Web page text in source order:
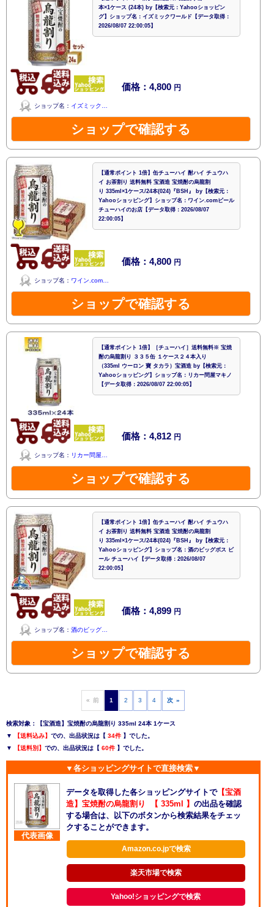
本×1ケース (24本) by【検索元：Yahooショッピン
グ】ショップ名：イズミックワールド【データ取得：
2026/08/07 22:00:05】
価格：4,800 円
ショップ名： イズミック…
ショップで確認する
【通常ポイント 1倍】缶チューハイ 酎ハイ チュウハ
イ お茶割り 送料無料 宝酒造 宝焼酎の烏龍割
り 335ml×1ケース/24本(024)『BSH』 by【検索元：
Yahooショッピング】ショップ名：ワイン.comビール
チューハイのお店【データ取得：2026/08/07
22:00:05】
価格：4,800 円
ショップ名： ワイン.com…
ショップで確認する
【通常ポイント 1倍】［チューハイ］送料無料※ 宝焼
酎の烏龍割り ３３５缶 １ケース２４本入り
（335ml ウーロン 寶 タカラ）宝酒造 by【検索元：
Yahooショッピング】ショップ名：リカー問屋マキノ
【データ取得：2026/08/07 22:00:05】
価格：4,812 円
ショップ名： リカー問屋…
ショップで確認する
【通常ポイント 1倍】缶チューハイ 酎ハイ チュウハ
イ お茶割り 送料無料 宝酒造 宝焼酎の烏龍割
り 335ml×1ケース/24本(024)『BSH』 by【検索元：
Yahooショッピング】ショップ名：酒のビッグボス ビ
ール チューハイ【データ取得：2026/08/07
22:00:05】
価格：4,899 円
ショップ名： 酒のビッグ…
ショップで確認する
« 前 1 2 3 4 次 »
検索対象：【宝酒造】宝焼酎の烏龍割り 335ml 24本 1ケース
▼
【送料込み】 での、出品状況は【 34件 】でした。
▼
【送料別】 での、出品状況は【 60件 】でした。
▼各ショッピングサイトで直接検索▼
代表画像
データを取得した各ショッピングサイトで【宝酒
造】宝焼酎の烏龍割り 【 335ml 】 の出品を確認
する場合は、以下のボタンから検索結果をチェッ
クすることができます。
Amazon.co.jpで検索
楽天市場で検索
Yahoo!ショッピングで検索